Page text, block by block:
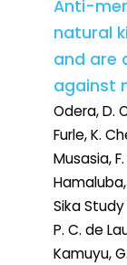
Anti-
natural
and are
against
Odera, D.
Furle, K.
Musasia,
Hamaluba,
Sika Study
P. C. de
Kamuyu,